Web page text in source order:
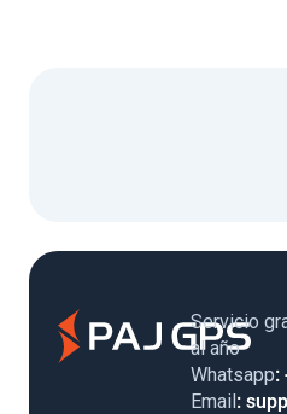
Servicio
al año
Whatsapp:
Email: